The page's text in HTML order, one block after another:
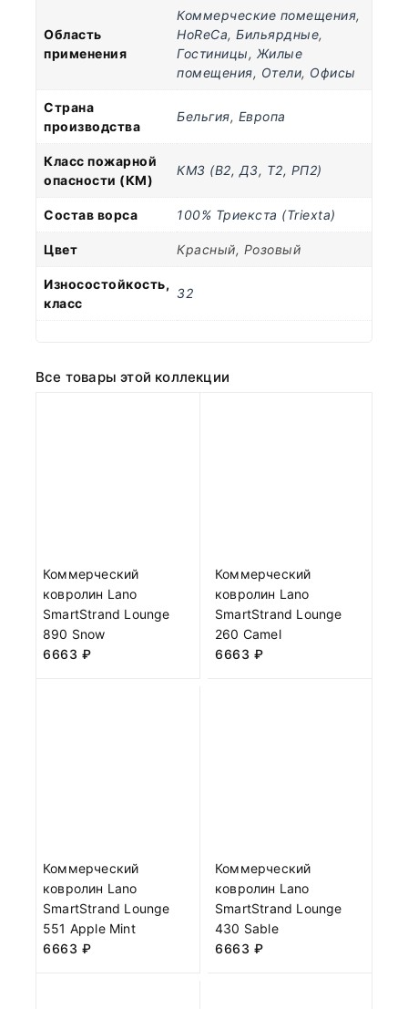
Область
применения
Коммерческие помещения,
HoReCa, Бильярдные,
Гостиницы, Жилые
помещения, Отели, Офисы
Страна
производства
Бельгия, Европа
Класс пожарной
опасности (КМ)
КМ3 (В2, Д3, Т2, РП2)
Состав ворса 100% Триекста (Triеxta)
Цвет Красный, Розовый
Износостойкость,
класс
32
Все товары этой коллекции
Коммерческий
ковролин Lano
SmartStrand Lounge
890 Snow
6663 ₽
Коммерческий
ковролин Lano
SmartStrand Lounge
260 Camel
6663 ₽
Коммерческий
ковролин Lano
SmartStrand Lounge
551 Apple Mint
6663 ₽
Коммерческий
ковролин Lano
SmartStrand Lounge
430 Sable
6663 ₽